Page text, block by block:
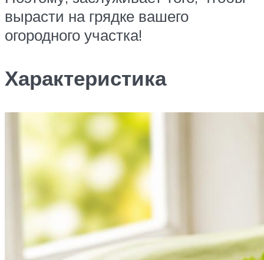
вырасти на грядке вашего
огородного участка!
Характеристика